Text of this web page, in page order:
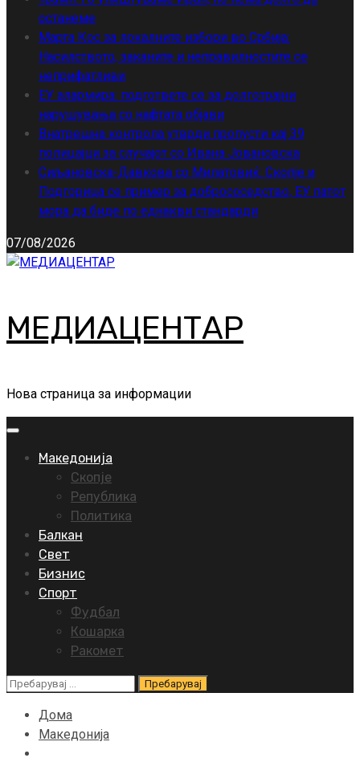
останеме
Марта Кос за локалните избори во Србија:
Насилството, заканите и неправилностите се
неприфатливи
ЕУ алармира: подгответе се за долготрајни
нарушувања со нафтата објави
Внатрешна контрола утврди пропусти кај 39
полицајци за случајот со Ивана Јовановска
Сиљановска-Давкова со Милатовиќ: Скопје и
Подгорица се пример за добрососедство, ЕУ патот
мора да биде по еднакви стандарди
07/08/2026
МЕДИАЦЕНТАР
Нова страница за информации
Primary
Македонија
Скопје
Република
Политика
Балкан
Свет
Бизнис
Спорт
Фудбал
Кошарка
Ракомет
Пребарувај
Дома
Македонија